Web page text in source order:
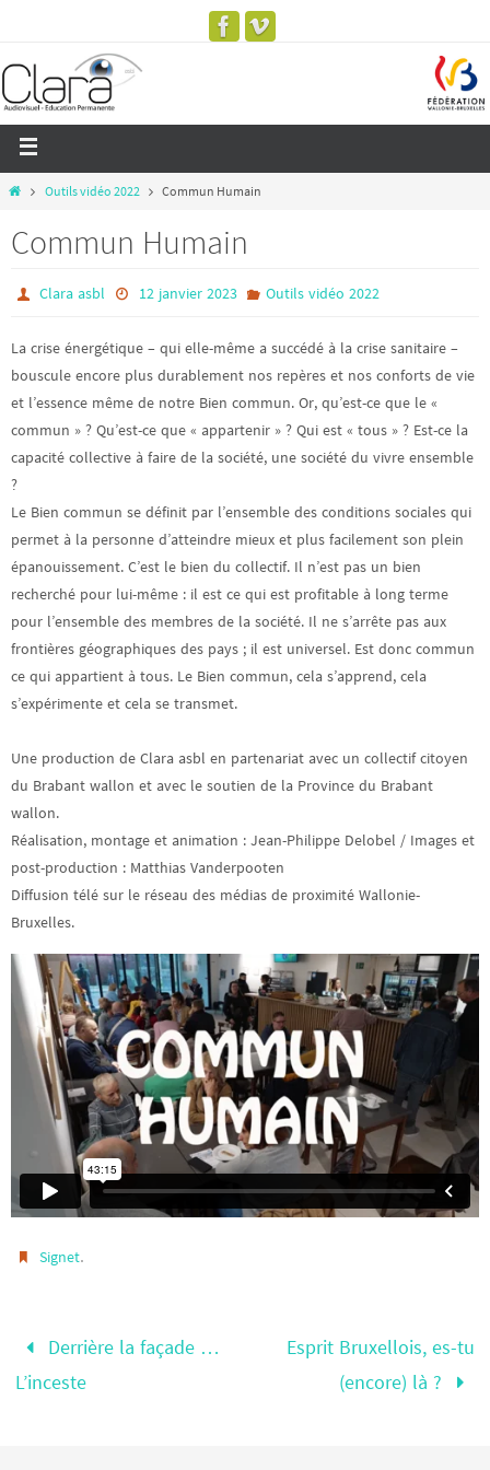
Outils vidéo 2022 Commun Humain
Commun Humain
Clara asbl 12 janvier 2023 Outils vidéo 2022
La crise énergétique – qui elle-même a succédé à la crise sanitaire –
bouscule encore plus durablement nos repères et nos conforts de vie
et l’essence même de notre Bien commun. Or, qu’est-ce que le «
commun » ? Qu’est-ce que « appartenir » ? Qui est « tous » ? Est-ce la
capacité collective à faire de la société, une société du vivre ensemble
?
Le Bien commun se définit par l’ensemble des conditions sociales qui
permet à la personne d’atteindre mieux et plus facilement son plein
épanouissement. C’est le bien du collectif. Il n’est pas un bien
recherché pour lui-même : il est ce qui est profitable à long terme
pour l’ensemble des membres de la société. Il ne s’arrête pas aux
frontières géographiques des pays ; il est universel. Est donc commun
ce qui appartient à tous. Le Bien commun, cela s’apprend, cela
s’expérimente et cela se transmet.
Une production de Clara asbl en partenariat avec un collectif citoyen
du Brabant wallon et avec le soutien de la Province du Brabant
wallon.
Réalisation, montage et animation : Jean-Philippe Delobel / Images et
post-production : Matthias Vanderpooten
Diffusion télé sur le réseau des médias de proximité Wallonie-
Bruxelles.
Signet.
Derrière la façade …
L’inceste
Esprit Bruxellois, es-tu
(encore) là ?